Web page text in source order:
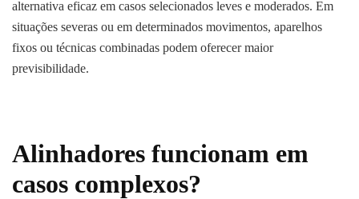
alternativa eficaz em casos selecionados leves e moderados. Em
situações severas ou em determinados movimentos, aparelhos
fixos ou técnicas combinadas podem oferecer maior
previsibilidade.
Alinhadores funcionam em
casos complexos?